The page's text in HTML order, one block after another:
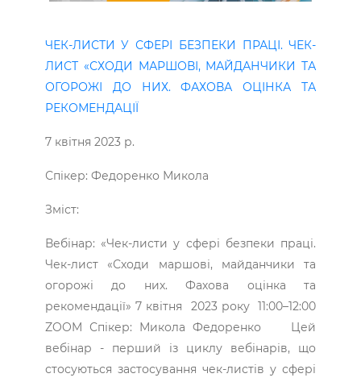
ЧЕК-ЛИСТИ У СФЕРІ БЕЗПЕКИ ПРАЦІ. ЧЕК-
ЛИСТ «СХОДИ МАРШОВІ, МАЙДАНЧИКИ ТА
ОГОРОЖІ ДО НИХ. ФАХОВА ОЦІНКА ТА
РЕКОМЕНДАЦІЇ
7 квітня 2023 р.
Спікер: Федоренко Микола
Зміст:
Вебінар: «Чек-листи у сфері безпеки праці.
Чек-лист «Сходи маршові, майданчики та
огорожі до них. Фахова оцінка та
рекомендації» 7 квітня 2023 року 11:00–12:00
ZOOM Спікер: Микола Федоренко Цей
вебінар - перший із циклу вебінарів, що
стосуються застосування чек-листів у сфері